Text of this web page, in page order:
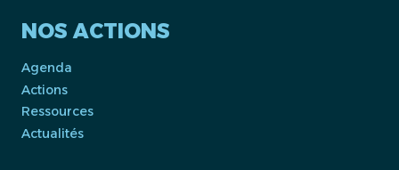
NOS ACTIONS
Agenda
Actions
Ressources
Actualités